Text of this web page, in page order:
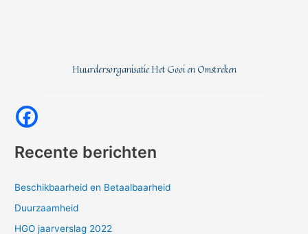
Huurdersorganisatie Het Gooi en Omstreken
Recente berichten
Beschikbaarheid en Betaalbaarheid
Duurzaamheid
HGO jaarverslag 2022